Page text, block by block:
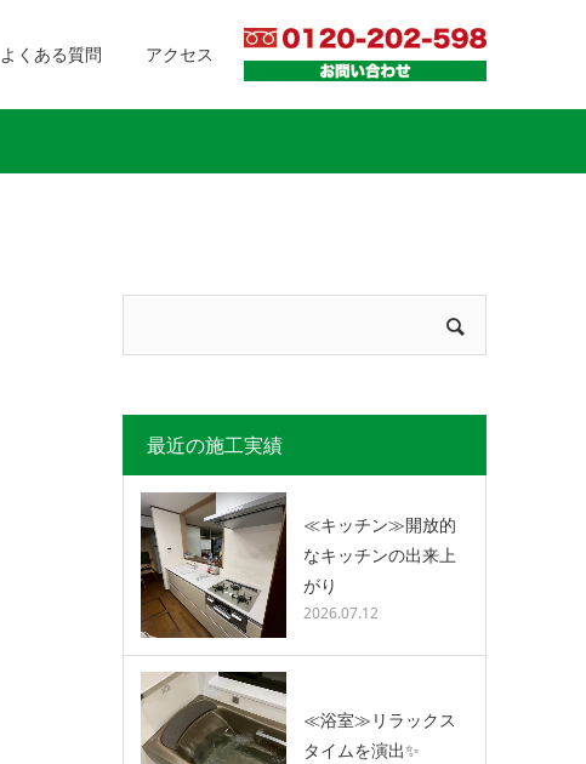
よくある質問 アクセス
最近の施工実績
≪キッチン≫開放的
なキッチンの出来上
がり
2026.07.12
≪浴室≫リラックス
タイムを演出✨